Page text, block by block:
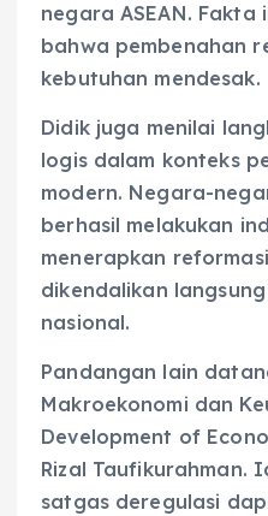
negara ASEAN. Fakta
bahwa pembenahan
kebutuhan mendesak.
Didik juga menilai
logis dalam konteks
modern. Negara-
berhasil melakukan
menerapkan
dikendalikan
nasional.
Pandangan lain
Makroekonomi dan
Development of
Rizal Taufikurahman.
satgas deregulasi